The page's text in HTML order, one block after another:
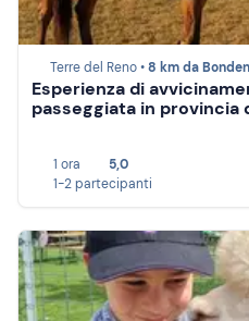
Terre del Reno •8 km da
Esperienza di
passeggiata in provincia
1 ora
5,0
1-2 partecipanti